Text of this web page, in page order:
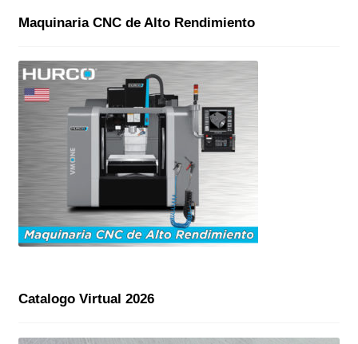
Maquinaria CNC de Alto Rendimiento
Catalogo Virtual 2026